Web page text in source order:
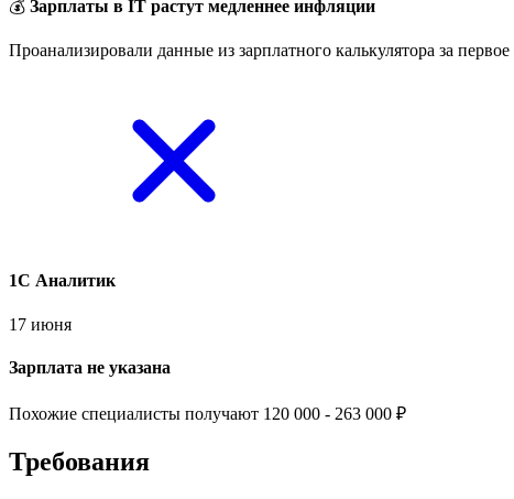
💰 Зарплаты в IT растут медленнее инфляции
Проанализировали данные из зарплатного калькулятора за
1C Аналитик
17 июня
Зарплата не указана
Похожие специалисты получают 120 000 - 263 000 ₽
Требования